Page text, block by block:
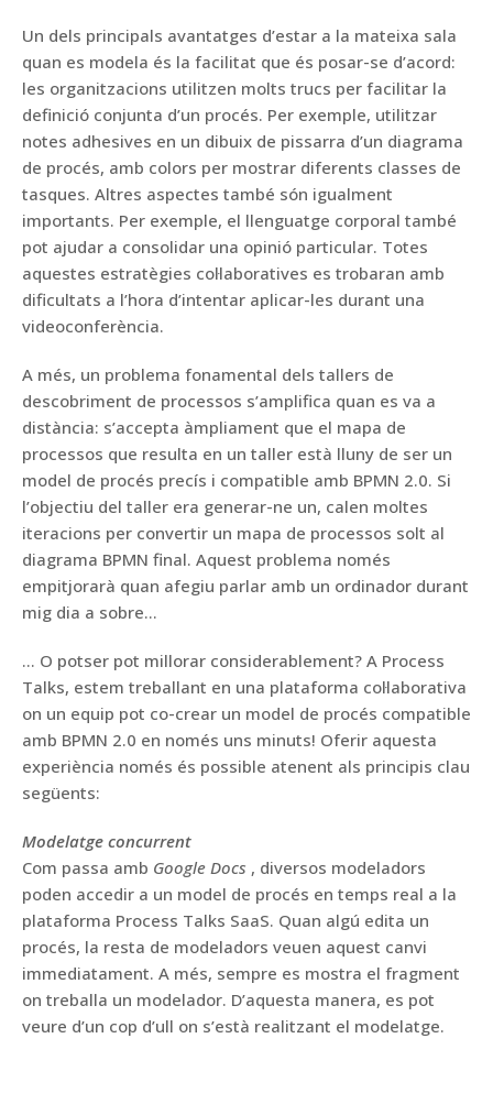
Un dels principals avantatges d’estar a la mateixa sala
quan es modela és la facilitat que és posar-se d’acord:
les organitzacions utilitzen molts trucs per facilitar la
definició conjunta d’un procés. Per exemple, utilitzar
notes adhesives en un dibuix de pissarra d’un diagrama
de procés, amb colors per mostrar diferents classes de
tasques. Altres aspectes també són igualment
importants. Per exemple, el llenguatge corporal també
pot ajudar a consolidar una opinió particular. Totes
aquestes estratègies col·laboratives es trobaran amb
dificultats a l’hora d’intentar aplicar-les durant una
videoconferència.
A més, un problema fonamental dels tallers de
descobriment de processos s’amplifica quan es va a
distància: s’accepta àmpliament que el mapa de
processos que resulta en un taller està lluny de ser un
model de procés precís i compatible amb BPMN 2.0. Si
l’objectiu del taller era generar-ne un, calen moltes
iteracions per convertir un mapa de processos solt al
diagrama BPMN final. Aquest problema només
empitjorarà quan afegiu parlar amb un ordinador durant
mig dia a sobre…
… O potser pot millorar considerablement? A Process
Talks, estem treballant en una plataforma col·laborativa
on un equip pot co-crear un model de procés compatible
amb BPMN 2.0 en només uns minuts! Oferir aquesta
experiència només és possible atenent als principis clau
següents:
Modelatge concurrent
Com passa amb Google Docs , diversos modeladors
poden accedir a un model de procés en temps real a la
plataforma Process Talks SaaS. Quan algú edita un
procés, la resta de modeladors veuen aquest canvi
immediatament. A més, sempre es mostra el fragment
on treballa un modelador. D’aquesta manera, es pot
veure d’un cop d’ull on s’està realitzant el modelatge.